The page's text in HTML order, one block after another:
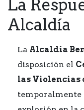
La
Alcaldía
La Alcaldía
disposición el
las Violencias
temporalmente